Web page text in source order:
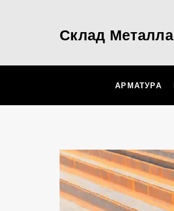
Склад Металла
АРМАТУРА